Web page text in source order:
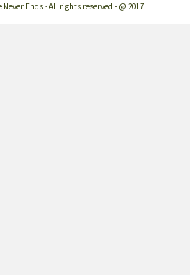
Ends - All rights reserved - @ 2017